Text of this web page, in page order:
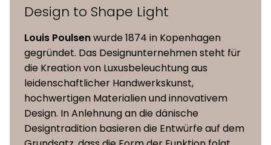
Design to Shape Light
Louis Poulsenwurde 1874 in Kopenhagen
gegründet. Das Designunternehmen steht für
die Kreation von Luxusbeleuchtung aus
leidenschaftlicher Handwerkskunst,
hochwertigen Materialien und innovativem
Design. In Anlehnung an die dänische
Designtradition basieren die Entwürfe auf dem